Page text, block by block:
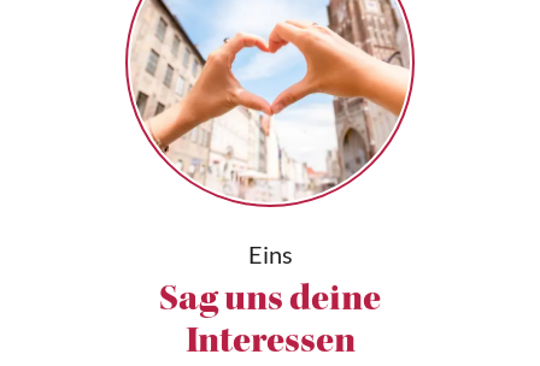
Eins
Sag uns deine
Interessen